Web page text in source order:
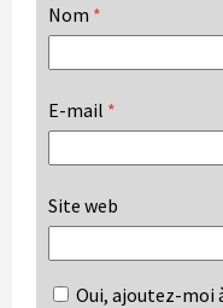
Nom *
E-mail *
Site web
Oui, ajoutez-moi